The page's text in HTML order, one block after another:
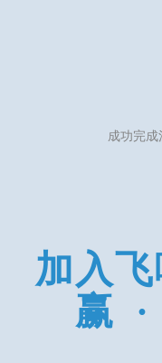
成功完
加入
赢 ·